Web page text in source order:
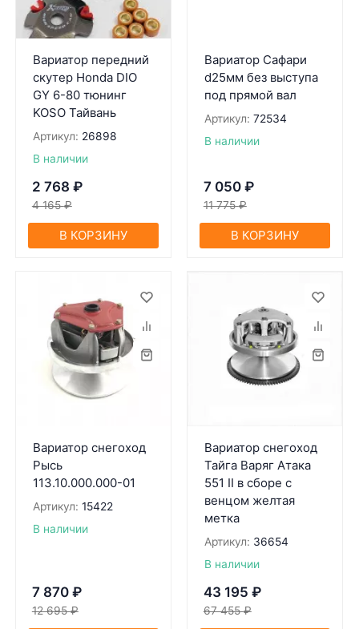
Вариатор передний
скутер Honda DIO
GY 6-80 тюнинг
KOSO Тайвань
Артикул: 26898
В наличии
2 768 ₽
4 165 ₽
В КОРЗИНУ
Вариатор Сафари
d25мм без выступа
под прямой вал
Артикул: 72534
В наличии
7 050 ₽
11 775 ₽
В КОРЗИНУ
Вариатор снегоход
Рысь
113.10.000.000-01
Артикул: 15422
В наличии
7 870 ₽
12 695 ₽
Вариатор снегоход
Тайга Варяг Атака
551 II в сборе с
венцом желтая
метка
Артикул: 36654
В наличии
43 195 ₽
67 455 ₽